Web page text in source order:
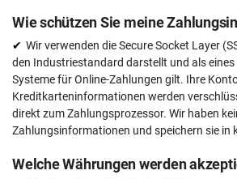
Wie schützen Sie meine
Wir verwenden die Secure Socket Layer
den Industriestandard darstellt und als eines
Systeme für Online-Zahlungen gilt. Ihre
Kreditkarteninformationen werden
direkt zum Zahlungsprozessor. Wir haben
Zahlungsinformationen und speichern sie in
Welche Währungen werden